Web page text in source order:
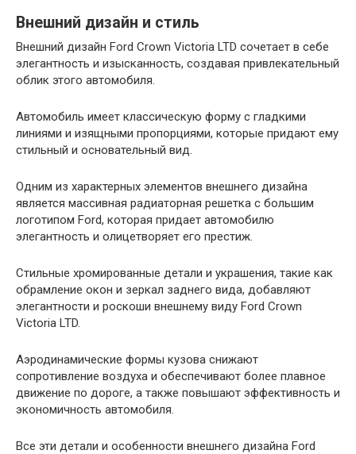
Внешний дизайн и стиль
Внешний дизайн Ford Crown Victoria LTD сочетает в себе
элегантность и изысканность, создавая привлекательный
облик этого автомобиля.
Автомобиль имеет классическую форму с гладкими
линиями и изящными пропорциями, которые придают ему
стильный и основательный вид.
Одним из характерных элементов внешнего дизайна
является массивная радиаторная решетка с большим
логотипом Ford, которая придает автомобилю
элегантность и олицетворяет его престиж.
Стильные хромированные детали и украшения, такие как
обрамление окон и зеркал заднего вида, добавляют
элегантности и роскоши внешнему виду Ford Crown
Victoria LTD.
Аэродинамические формы кузова снижают
сопротивление воздуха и обеспечивают более плавное
движение по дороге, а также повышают эффективность и
экономичность автомобиля.
Все эти детали и особенности внешнего дизайна Ford